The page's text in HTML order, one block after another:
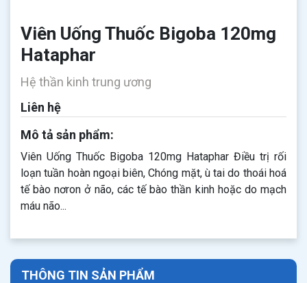
Viên Uống Thuốc Bigoba 120mg
Hataphar
Hệ thần kinh trung ương
Liên hệ
Mô tả sản phẩm:
Viên Uống Thuốc Bigoba 120mg Hataphar​​​​​​​ Điều trị rối
loạn tuần hoàn ngoại biên, Chóng mặt, ù tai do thoái hoá
tế bào nơron ở não, các tế bào thần kinh hoặc do mạch
máu não...
THÔNG TIN SẢN PHẨM